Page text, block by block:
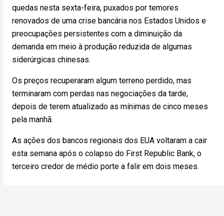
quedas nesta sexta-feira, puxados por temores
renovados de uma crise bancária nos Estados Unidos e
preocupações persistentes com a diminuição da
demanda em meio à produção reduzida de algumas
siderúrgicas chinesas.
Os preços recuperaram algum terreno perdido, mas
terminaram com perdas nas negociações da tarde,
depois de terem atualizado as mínimas de cinco meses
pela manhã.
As ações dos bancos regionais dos EUA voltaram a cair
esta semana após o colapso do First Republic Bank, o
terceiro credor de médio porte a falir em dois meses.